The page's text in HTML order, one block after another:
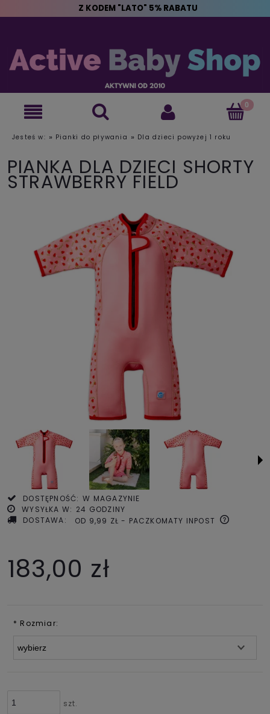
Z KODEM "LATO" 5% RABATU
Jesteś w: » Pianki do pływania » Dla dzieci powyżej 1 roku
PIANKA DLA DZIECI SHORTY
STRAWBERRY FIELD
DOSTĘPNOŚĆ: W MAGAZYNIE
WYSYŁKA W: 24 GODZINY
DOSTAWA:
OD 9,99 ZŁ - PACZKOMATY INPOST
183,00 zł
* Rozmiar:
szt.